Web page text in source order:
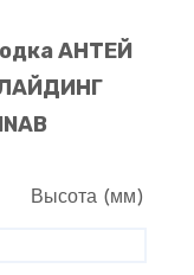
АНТЕЙ
Высота (мм)